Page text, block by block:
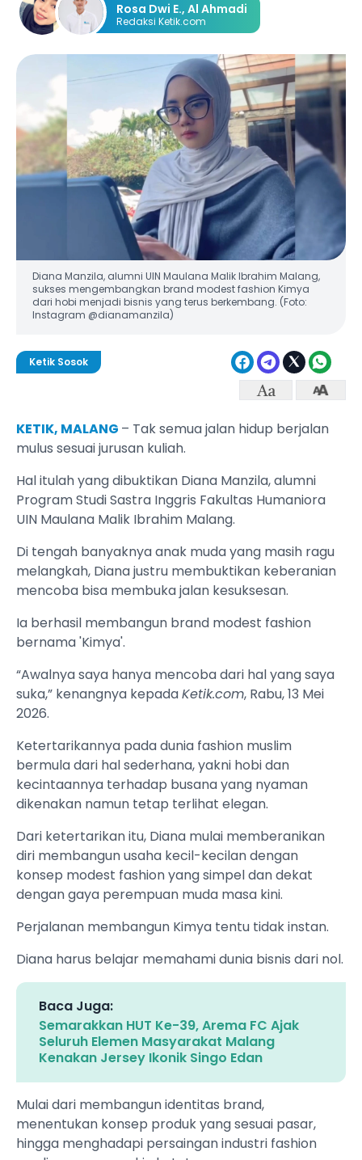
Rosa Dwi E., Al Ahmadi
Redaksi Ketik.com
Diana Manzila, alumni UIN Maulana Malik Ibrahim Malang,
sukses mengembangkan brand modest fashion Kimya
dari hobi menjadi bisnis yang terus berkembang. (Foto:
Instagram @dianamanzila)
Ketik Sosok
KETIK, MALANG – Tak semua jalan hidup berjalan
mulus sesuai jurusan kuliah.
Hal itulah yang dibuktikan Diana Manzila, alumni
Program Studi Sastra Inggris Fakultas Humaniora
UIN Maulana Malik Ibrahim Malang.
Di tengah banyaknya anak muda yang masih ragu
melangkah, Diana justru membuktikan keberanian
mencoba bisa membuka jalan kesuksesan.
Ia berhasil membangun brand modest fashion
bernama 'Kimya'.
“Awalnya saya hanya mencoba dari hal yang saya
suka,” kenangnya kepadaKetik.com, Rabu, 13 Mei
2026.
Ketertarikannya pada dunia fashion muslim
bermula dari hal sederhana, yakni hobi dan
kecintaannya terhadap busana yang nyaman
dikenakan namun tetap terlihat elegan.
Dari ketertarikan itu, Diana mulai memberanikan
diri membangun usaha kecil-kecilan dengan
konsep modest fashion yang simpel dan dekat
dengan gaya perempuan muda masa kini.
Perjalanan membangun Kimya tentu tidak instan.
Diana harus belajar memahami dunia bisnis dari nol.
Baca Juga:
Semarakkan HUT Ke-39, Arema FC Ajak
Seluruh Elemen Masyarakat Malang
Kenakan Jersey Ikonik Singo Edan
Mulai dari membangun identitas brand,
menentukan konsep produk yang sesuai pasar,
hingga menghadapi persaingan industri fashion